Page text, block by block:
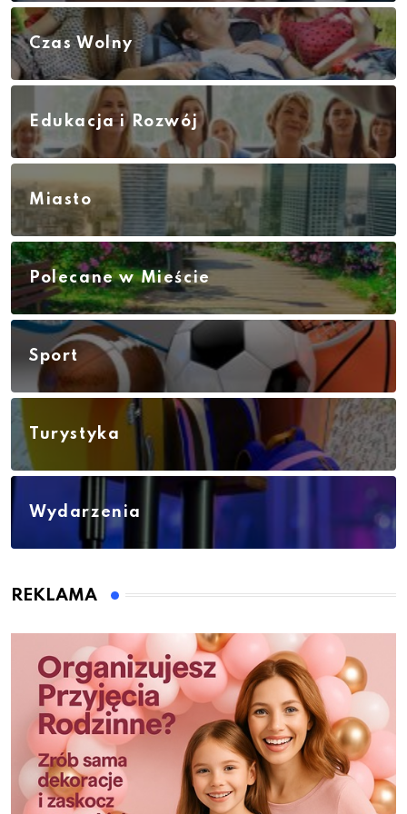
Czas Wolny
Edukacja i Rozwój
Miasto
Polecane w Mieście
Sport
Turystyka
Wydarzenia
REKLAMA